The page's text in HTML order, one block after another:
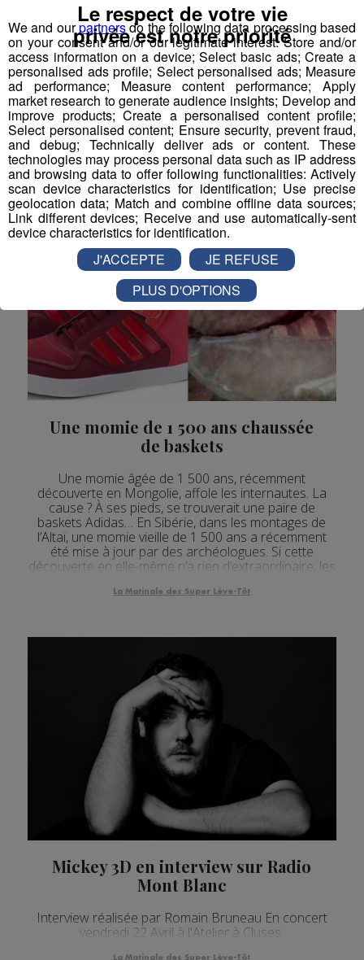
Imany en interview ce matin
Interview de la chanteuse Imany réalisée par Romain
Bruneau.
La Matinale des Super Lève-Tôt
Une momie de 1 500 ans chaussée
de baskets
Une momie âgée de 1 500 ans, récemment
découverte en Mongolie, affole les internautes. La
cause ? À ses pieds, se trouverait une paire de
baskets Adidas… En Sibérie, dans les montages de
l’Altaï, une momie vieille de 1 500 ans a récemment
été mise à jour par des archéologues. Si cette
découverte en elle-même n’a rien d’extraordinaire, les
détail à...
La Matinale des Super Lève-Tôt
Mickey 3D en interview sur Radio
Mont Blanc
Interview réalisée par Romain Bruneau En concert
vendredi 22 Avril à l'Atelier à Cluses.
La Matinale des Super Lève-Tôt
We and ourpartnersdo the following data processing based
on your consent and/or our legitimate interest: Store and/or
access information on a device; Select basic ads; Create a
personalised ads profile; Select personalised ads; Measure
ad performance; Measure content performance; Apply
market research to generate audience insights; Develop and
improve products; Create a personalised content profile;
Select personalised content; Ensure security, prevent fraud,
and debug; Technically deliver ads or content. These
technologies may process personal data such as IP address
and browsing data to offer following functionalities: Actively
scan device characteristics for identification; Use precise
geolocation data; Match and combine offline data sources;
Link different devices; Receive and use automatically-sent
device characteristics for identification.
Le respect de votre vie
privée est notre priorité
J'ACCEPTE
JE REFUSE
PLUS D'OPTIONS